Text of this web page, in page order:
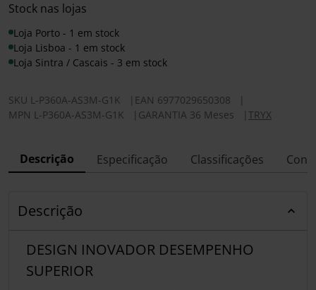
Stock nas lojas
Loja Porto - 1 em stock
Loja Lisboa - 1 em stock
Loja Sintra / Cascais - 3 em stock
SKU L-P360A-AS3M-G1K EAN 6977029650308
MPN L-P360A-AS3M-G1K GARANTIA 36 Meses TRYX
Descrição Especificação Classificações
Descrição
DESIGN INOVADOR DESEMPENHO
SUPERIOR